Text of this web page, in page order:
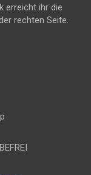
erreicht ihr die
rechten Seite.